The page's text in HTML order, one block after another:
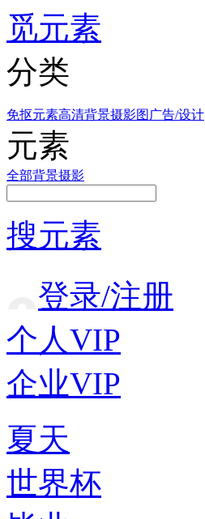
觅元素
分类
免抠元素高清背景摄影图 广告/设计
元素
全部背景摄影
搜元素
登录/注册
个人VIP
企业VIP
夏天
世界杯